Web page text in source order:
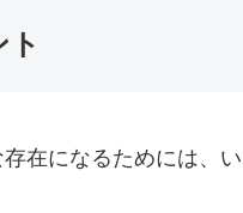
在になるためには、